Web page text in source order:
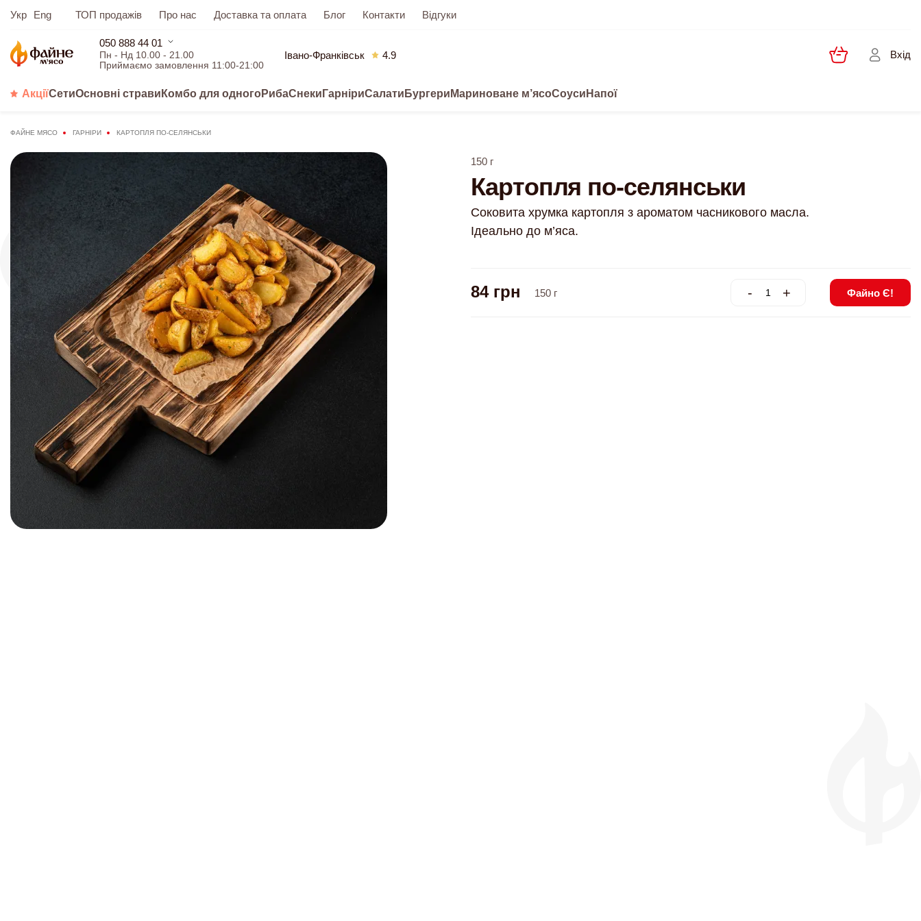
Укр Eng ТОП продажів Про нас Доставка та оплата Блог Контакти Відгуки
050 888 44 01
Пн - Нд 10.00 - 21.00
Приймаємо замовлення 11:00-21:00
Івано-Франківськ 4.9 Вхід
АкціїСетиОсновні страви Комбо для одногоРибаСнеки ГарніриСалати Бургери Мариноване м’ясоСоуси Напої
ФАЙНЕ МЯСО ГАРНІРИ КАРТОПЛЯ ПО-СЕЛЯНСЬКИ
150 г
Картопля по-селянськи
Соковита хрумка картопля з ароматом часникового масла.
Ідеально до м’яса.
84грн 150 г - + Файно Є!